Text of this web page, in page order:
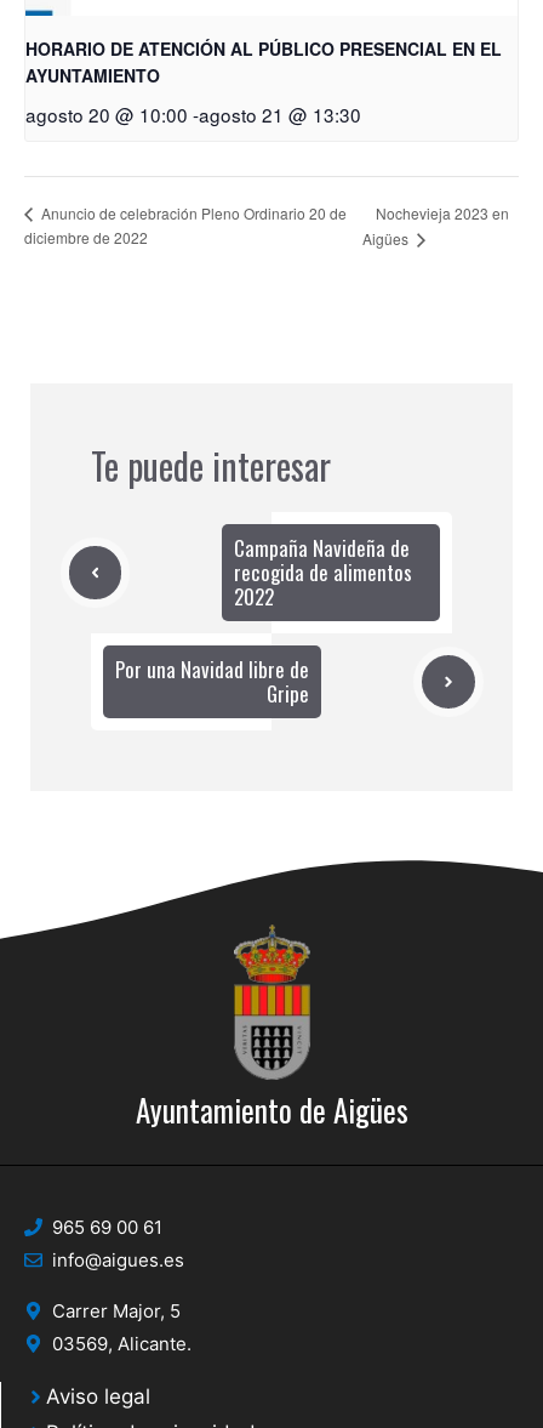
HORARIO DE ATENCIÓN AL PÚBLICO PRESENCIAL EN EL
AYUNTAMIENTO
agosto 20 @ 10:00 -agosto 21 @ 13:30
Anuncio de celebración Pleno Ordinario 20 de
diciembre de 2022
Nochevieja 2023 en
Aigües
Te puede interesar
Campaña Navideña de
recogida de alimentos
2022
Por una Navidad libre de
Gripe
Ayuntamiento de Aigües
965 69 00 61
info@aigues.es
Carrer Major, 5
03569, Alicante.
Aviso legal